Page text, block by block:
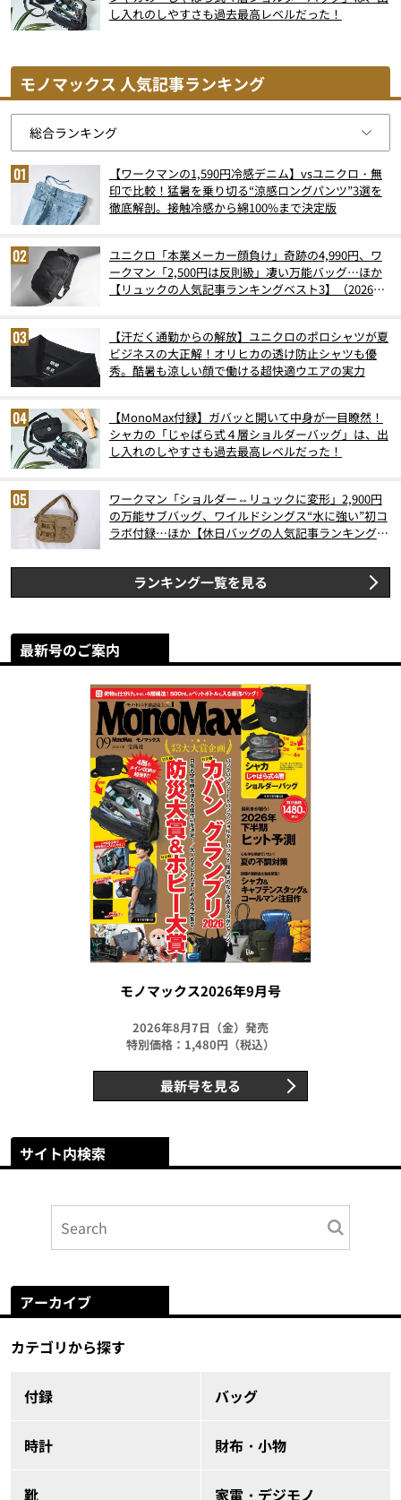
し入れのしやすさも過去最高レベルだった！
モノマックス 人気記事ランキング
【ワークマンの1,590円冷感デニム】vsユニクロ・無
印で比較！猛暑を乗り切る“涼感ロングパンツ”3選を
徹底解剖。接触冷感から綿100%まで決定版
ユニクロ「本業メーカー顔負け」奇跡の4,990円、ワ
ークマン「2,500円は反則級」凄い万能バッグ…ほか
【リュックの人気記事ランキングベスト3】（2026年
【汗だく通勤からの解放】ユニクロのポロシャツが夏
ビジネスの大正解！オリヒカの透け防止シャツも優
秀。酷暑も涼しい顔で働ける超快適ウエアの実力
【MonoMax付録】ガバッと開いて中身が一目瞭然！
シャカの「じゃばら式４層ショルダーバッグ」は、出
し入れのしやすさも過去最高レベルだった！
ワークマン「ショルダー⇔リュックに変形」2,900円
の万能サブバッグ、ワイルドシングス“水に強い”初コ
ラボ付録…ほか【休日バッグの人気記事ランキングベ
ランキング一覧を見る
最新号のご案内
モノマックス2026年9月号
2026年8月7日（金）発売
特別価格：1,480円（税込）
最新号を見る
サイト内検索
アーカイブ
カテゴリから探す
付録 バッグ
時計 財布・小物
靴 家電・デジモノ